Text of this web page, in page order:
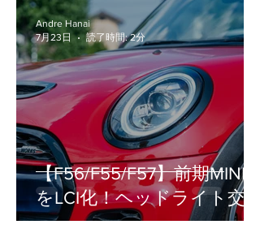
【F56/F55/F57】前期MINI
をLCI化！ヘッドライト交換
の疑問（車検・工賃・設
Andre Hanai
7月23日
読了時間: 2分